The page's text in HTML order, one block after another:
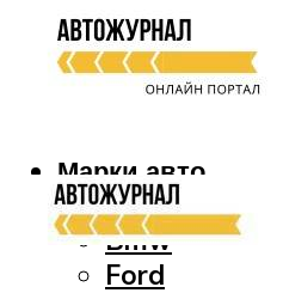
Марки авто
Audi
Bmw
Ford